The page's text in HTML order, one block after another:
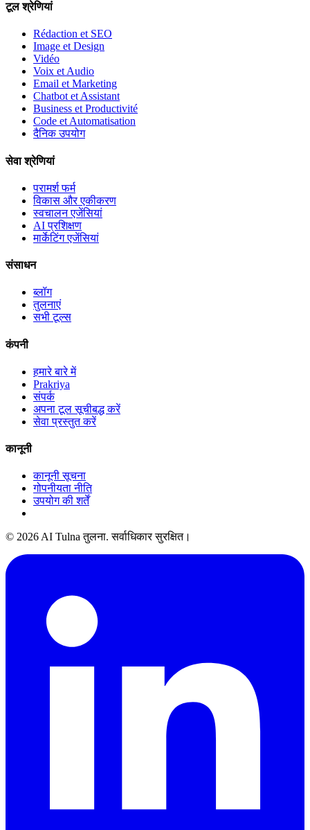
टूल श्रेणियां
Rédaction et SEO
Image et Design
Vidéo
Voix et Audio
Email et Marketing
Chatbot et Assistant
Business et Productivité
Code et Automatisation
दैनिक उपयोग
सेवा श्रेणियां
परामर्श फर्म
विकास और एकीकरण
स्वचालन एजेंसियां
AI प्रशिक्षण
मार्केटिंग एजेंसियां
संसाधन
ब्लॉग
तुलनाएं
सभी टूल्स
कंपनी
हमारे बारे में
Prakriya
संपर्क
अपना टूल सूचीबद्ध करें
सेवा प्रस्तुत करें
कानूनी
कानूनी सूचना
गोपनीयता नीति
उपयोग की शर्तें
© 2026 AI Tulna तुलना. सर्वाधिकार सुरक्षित।